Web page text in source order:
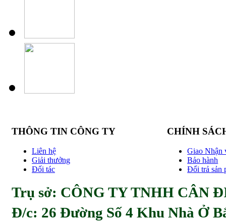
THÔNG TIN CÔNG TY
Liên hệ
Giải thưởng
Đối tác
CHÍNH
Giao Nhận
Bảo hành
Đổi trả sản
Trụ sở: CÔNG TY TNHH CÂN
Đ/c: 26 Đường Số 4 Khu Nhà Ở